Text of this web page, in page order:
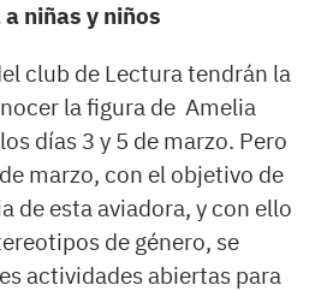
niñas y niños
club de Lectura tendrán la
la figura de Amelia
días 3 y 5 de marzo. Pero
marzo, con el objetivo de
de esta aviadora, y con ello
de género, se
actividades abiertas para